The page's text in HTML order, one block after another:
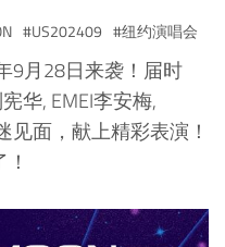
US202409 纽约演唱会
9月28日来袭！届时
华, EMEI李安梅,
见面，献上精彩表演！